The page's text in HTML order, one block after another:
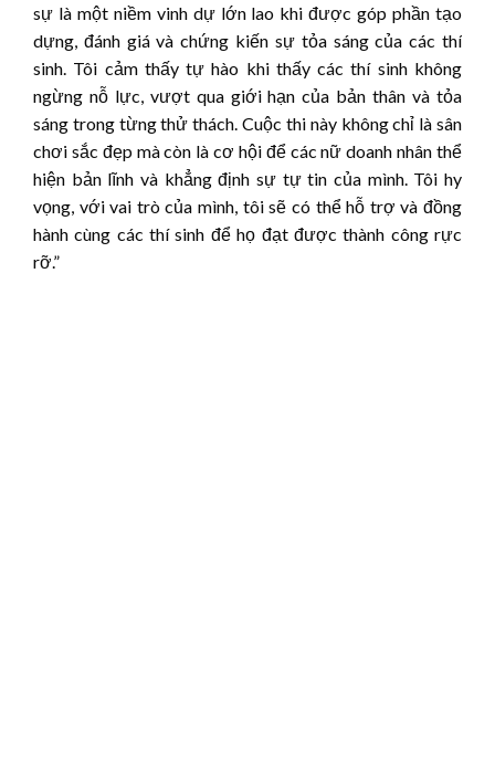
sự là một niềm vinh dự lớn lao khi được góp phần tạo
dựng, đánh giá và chứng kiến sự tỏa sáng của các thí
sinh. Tôi cảm thấy tự hào khi thấy các thí sinh không
ngừng nỗ lực, vượt qua giới hạn của bản thân và tỏa
sáng trong từng thử thách. Cuộc thi này không chỉ là sân
chơi sắc đẹp mà còn là cơ hội để các nữ doanh nhân thể
hiện bản lĩnh và khẳng định sự tự tin của mình. Tôi hy
vọng, với vai trò của mình, tôi sẽ có thể hỗ trợ và đồng
hành cùng các thí sinh để họ đạt được thành công rực
rỡ.”